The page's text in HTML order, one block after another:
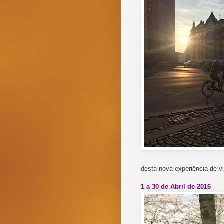
desta nova experiência de
1 a 30 de Abril de 2016